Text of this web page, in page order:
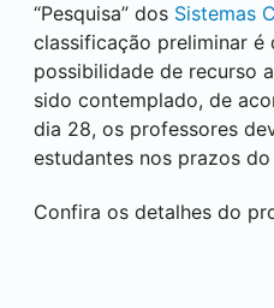
“Pesquisa” dos Sistemas
classificação preliminar
possibilidade de recurso
sido contemplado, de
dia 28, os professores
estudantes nos prazos
Confira os detalhes do